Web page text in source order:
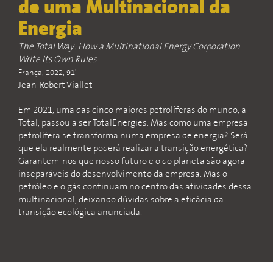
de uma Multinacional da
Energia
The Total Way: How a Multinational Energy Corporation
Write Its Own Rules
França, 2022, 91'
Jean-Robert Viallet
Em 2021, uma das cinco maiores petrolíferas do mundo, a
Total, passou a ser TotalEnergies. Mas como uma empresa
petrolífera se transforma numa empresa de energia? Será
que ela realmente poderá realizar a transição energética?
Garantem-nos que nosso futuro e o do planeta são agora
inseparáveis do desenvolvimento da empresa. Mas o
petróleo e o gás continuam no centro das atividades dessa
multinacional, deixando dúvidas sobre a eficácia da
transição ecológica anunciada.